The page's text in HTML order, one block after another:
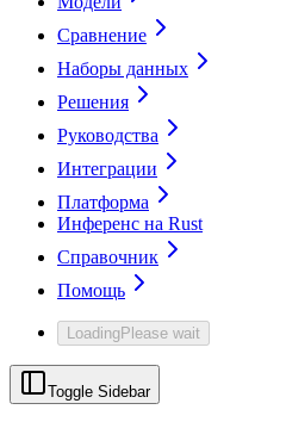
Сравнение
Наборы данных
Решения
Руководства
Интеграции
Платформа
Инференс на Rust
Справочник
Помощь
LoadingPlease wait
Toggle Sidebar